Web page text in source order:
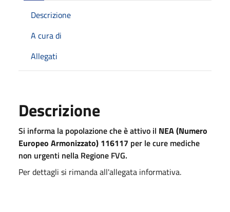
Descrizione
A cura di
Allegati
Descrizione
Si informa la popolazione che è attivo il NEA (Numero
Europeo Armonizzato) 116117 per le cure mediche
non urgenti nella Regione FVG.
Per dettagli si rimanda all'allegata informativa.